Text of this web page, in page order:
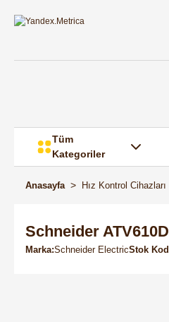
Tüm
Kategoriler
Anasayfa Hız Kontrol Cihazları
Schneider
Marka Schneider ElectricStok